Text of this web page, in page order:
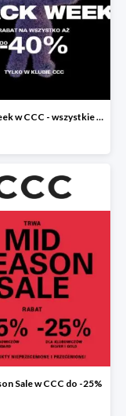
Black Week w CCC - wszystkie produkty do -40%
Sale w CCC do -25%